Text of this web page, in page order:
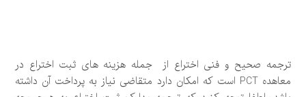
ترجمه صحیح و فنی اختراع از جمله هزینه های ثبت اختراع در
معاهده PCT است که امکان دارد متقاضی نیاز به پرداخت آن داشته